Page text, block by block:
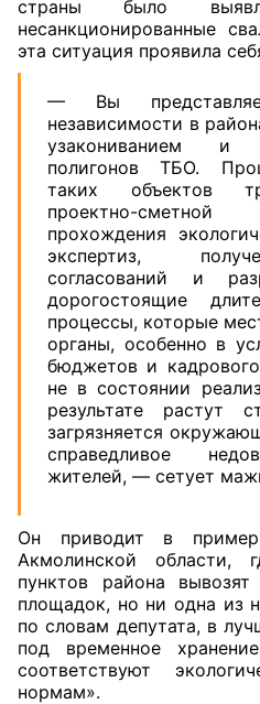
страны было
несанкционированные
эта ситуация проявила
— Вы
независимости в
узакониванием и
полигонов ТБО.
таких объектов
проектно-
прохождения
экспертиз,
согласований и
дорогостоящие
процессы, которые
органы, особенно в
бюджетов и
не в состоянии
результате растут
загрязняется
справедливое
жителей, — сетует
Он приводит в пример
Акмолинской области,
пунктов района
площадок, но ни одна из
по словам депутата, в
под временное
соответствуют
нормам».